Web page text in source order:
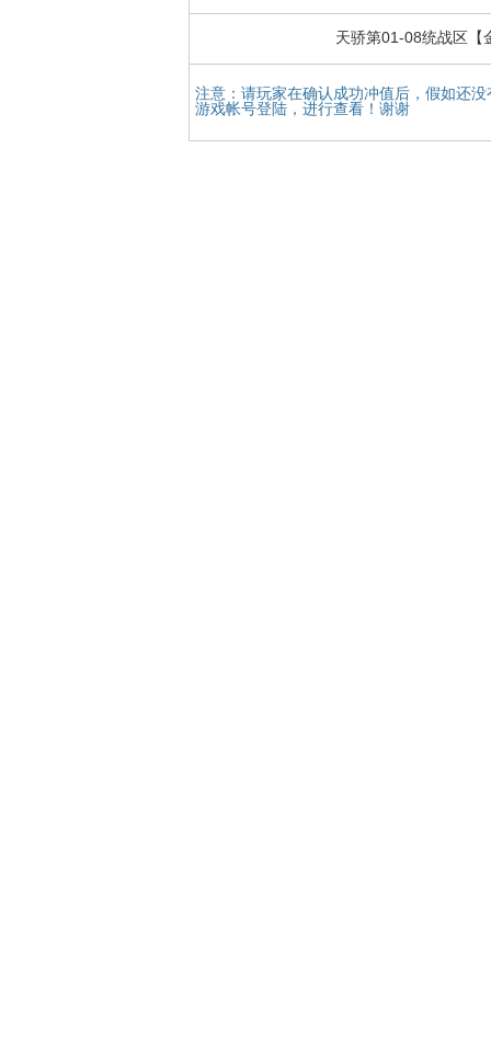
天骄第01-08统战区【
注意：请玩家在确认成功冲值后，假如还
游戏帐号登陆，进行查看！谢谢